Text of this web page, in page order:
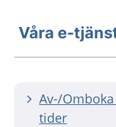
Våra e-
Av-/
tider